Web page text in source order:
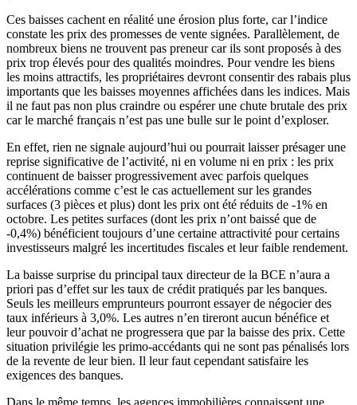
Ces baisses cachent en réalité une érosion plus forte, car l’indice
constate les prix des promesses de vente signées. Parallèlement, de
nombreux biens ne trouvent pas preneur car ils sont proposés à des
prix trop élevés pour des qualités moindres. Pour vendre les biens
les moins attractifs, les propriétaires devront consentir des rabais plus
importants que les baisses moyennes affichées dans les indices. Mais
il ne faut pas non plus craindre ou espérer une chute brutale des prix
car le marché français n’est pas une bulle sur le point d’exploser.
En effet, rien ne signale aujourd’hui ou pourrait laisser présager une
reprise significative de l’activité, ni en volume ni en prix : les prix
continuent de baisser progressivement avec parfois quelques
accélérations comme c’est le cas actuellement sur les grandes
surfaces (3 pièces et plus) dont les prix ont été réduits de -1% en
octobre. Les petites surfaces (dont les prix n’ont baissé que de
-0,4%) bénéficient toujours d’une certaine attractivité pour certains
investisseurs malgré les incertitudes fiscales et leur faible rendement.
La baisse surprise du principal taux directeur de la BCE n’aura a
priori pas d’effet sur les taux de crédit pratiqués par les banques.
Seuls les meilleurs emprunteurs pourront essayer de négocier des
taux inférieurs à 3,0%. Les autres n’en tireront aucun bénéfice et
leur pouvoir d’achat ne progressera que par la baisse des prix. Cette
situation privilégie les primo-accédants qui ne sont pas pénalisés lors
de la revente de leur bien. Il leur faut cependant satisfaire les
exigences des banques.
Dans le même temps, les agences immobilières connaissent une